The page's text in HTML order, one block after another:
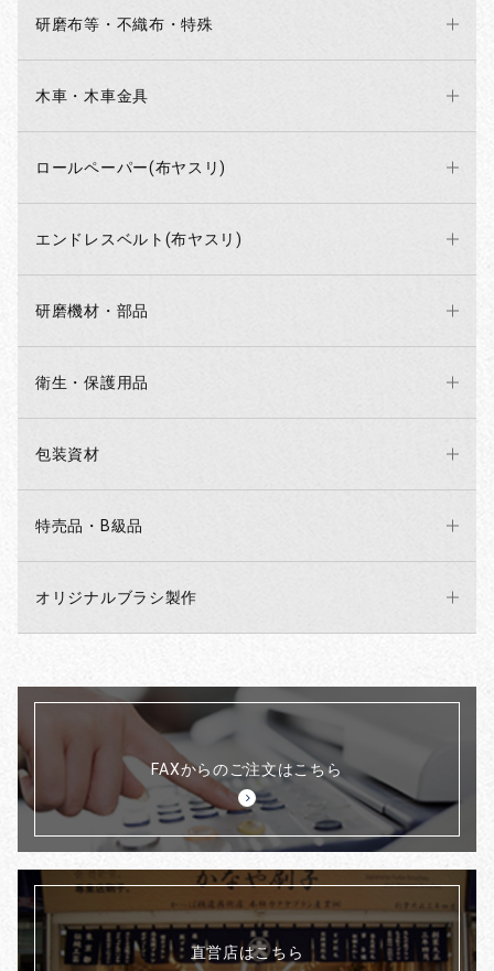
研磨布等・不織布・特殊
木車・木車金具
ロールペーパー(布ヤスリ)
エンドレスベルト(布ヤスリ)
研磨機材・部品
衛生・保護用品
包装資材
特売品・B級品
オリジナルブラシ製作
FAXからのご注文はこちら
直営店はこちら